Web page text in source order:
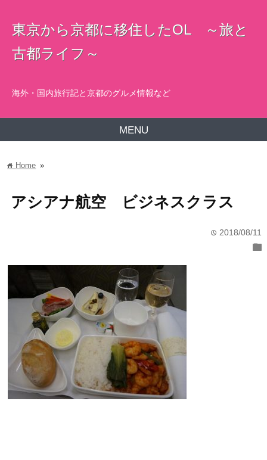
東京から京都に移住したOL ～旅と
古都ライフ～
海外・国内旅行記と京都のグルメ情報など
MENU
home Home »
アシアナ航空 ビジネスクラス
time 2018/08/11
folder